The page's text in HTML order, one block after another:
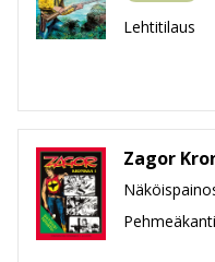
Lehtitilaus
Zagor